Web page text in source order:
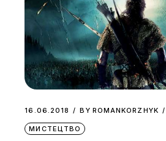
16.06.2018 BY ROMANKORZHYK
МИСТЕЦТВО